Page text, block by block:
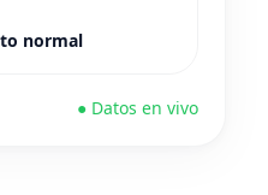
normal
● Datos en vivo